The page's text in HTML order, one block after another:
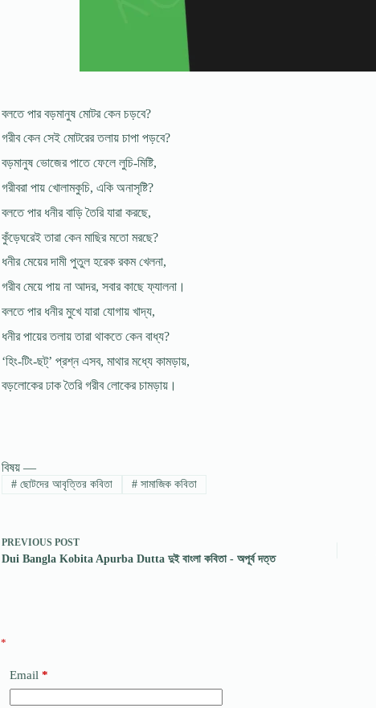
বলতে পার বড়মানুষ মোটর কেন চড়বে?
গরীব কেন সেই মোটরের তলায় চাপা পড়বে?
বড়মানুষ ভোজের পাতে ফেলে লুচি-মিষ্টি,
গরীবরা পায় খোলামকুচি, একি অনাসৃষ্টি?
বলতে পার ধনীর বাড়ি তৈরি যারা করছে,
কুঁড়েঘরেই তারা কেন মাছির মতো মরছে?
ধনীর মেয়ের দামী পুতুল হরেক রকম খেলনা,
গরীব মেয়ে পায় না আদর, সবার কাছে ফ্যালনা।
বলতে পার ধনীর মুখে যারা যোগায় খাদ্য,
ধনীর পায়ের তলায় তারা থাকতে কেন বাধ্য?
‘হিং-টিং-ছট্’ প্রশ্ন এসব, মাথার মধ্যে কামড়ায়,
বড়লোকের ঢাক তৈরি গরীব লোকের চামড়ায়।
বিষয় —
#ছোটদের আবৃত্তির কবিতা #সামাজিক কবিতা
PREVIOUS POST
Dui Bangla Kobita Apurba Dutta দুই বাংলা কবিতা - অপূর্ব দত্ত
*
Email *